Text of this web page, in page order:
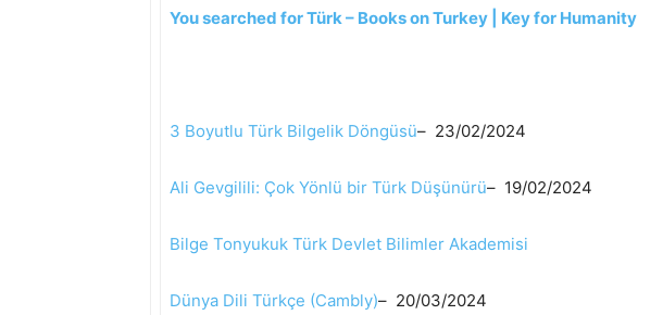
You searched for Türk – Books on Turkey | Key for Humanity
3 Boyutlu Türk Bilgelik Döngüsü– 23/02/2024
Ali Gevgilili: Çok Yönlü bir Türk Düşünürü– 19/02/2024
Bilge Tonyukuk Türk Devlet Bilimler Akademisi
Dünya Dili Türkçe (Cambly)– 20/03/2024